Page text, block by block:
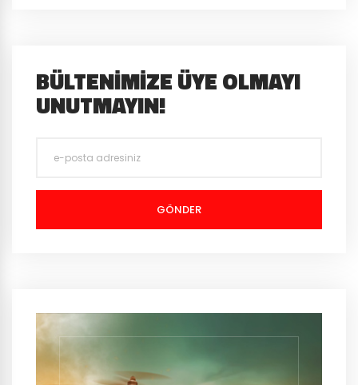
BÜLTENIMIZE ÜYE OLMAYI
UNUTMAYIN!